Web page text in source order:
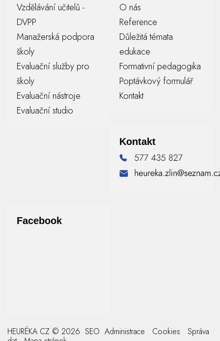
Vzdělávání učitelů -
DVPP
Manažerská podpora
školy
Evaluační služby pro
školy
Evaluační nástroje
Evaluační studio
O nás
Reference
Důležitá témata
edukace
Formativní pedagogika
Poptávkový formulář
Kontakt
Kontakt
Facebook
HEURÉKA CZ © 2026 SEO Administrace Cookies
Správa